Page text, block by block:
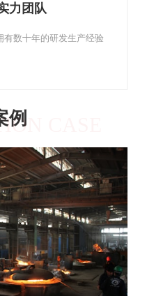
度认可
行业经验，获得业界的高度
例 CASE